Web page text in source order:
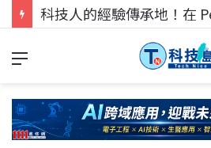
科技人找工作，就到